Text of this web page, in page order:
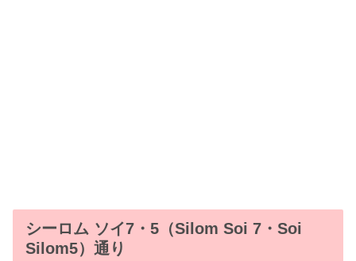
シーロム ソイ7・5（Silom Soi 7・Soi
Silom5）通り